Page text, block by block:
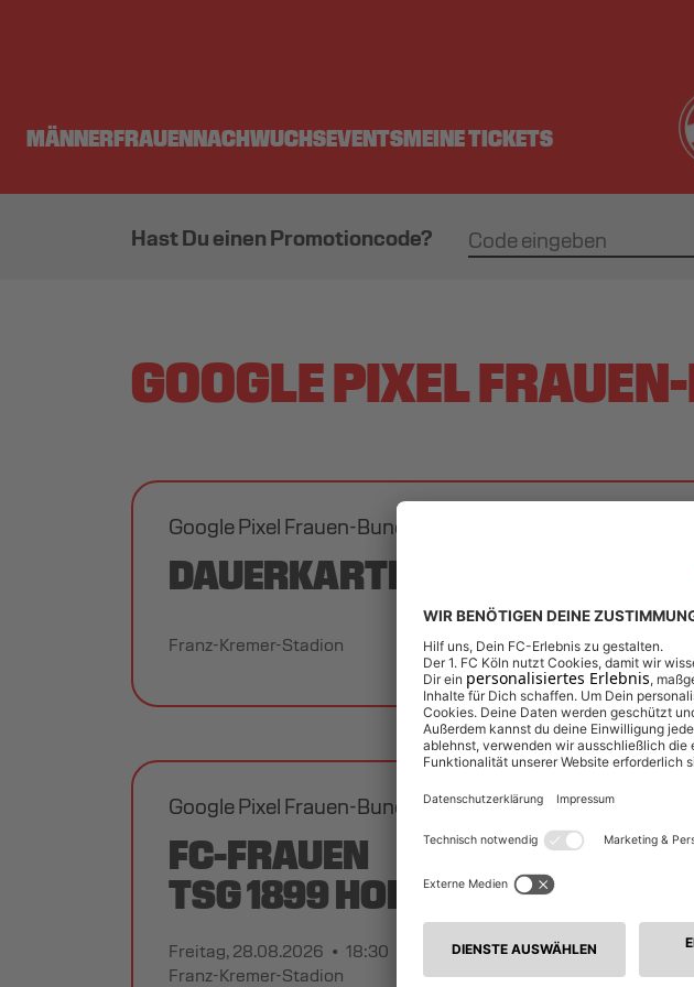
Hast Du einen Promotioncode?
GOOGLE PIXEL
Google Pixel Frauen-Bundesliga 2026/27 Dauerkarte
DAUERKARTE FC-FRAUEN
Franz-Kremer-Stadion
Google Pixel Frauen-Bundesliga 2026/27 2. Spieltag FC-
FC-FRAUEN
TSG 1899 HOFFENHEIM
Freitag, 28.08.2026
18:30
Franz-Kremer-Stadion
MÄNNERFRAUENNACHWUCHSEVENTSMEINE TICKETS